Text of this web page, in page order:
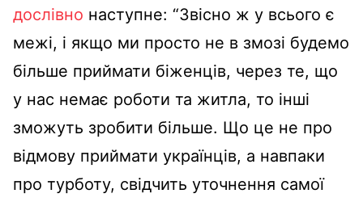
дослівно наступне: “Звісно ж у всього є
межі, і якщо ми просто не в змозі будемо
більше приймати біженців, через те, що
у нас немає роботи та житла, то інші
зможуть зробити більше. Що це не про
відмову приймати українців, а навпаки
про турботу, свідчить уточнення самої